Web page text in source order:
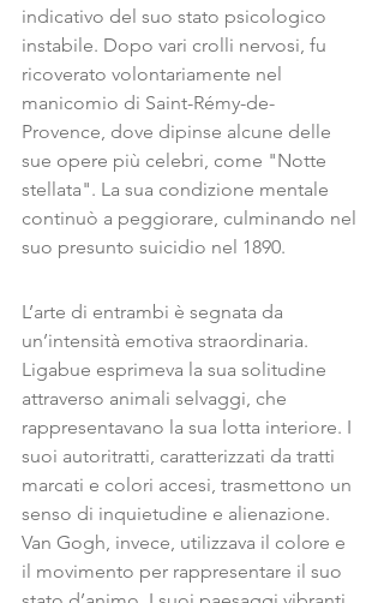
indicativo del suo stato psicologico
instabile. Dopo vari crolli nervosi, fu
ricoverato volontariamente nel
manicomio di Saint-Rémy-de-
Provence, dove dipinse alcune delle
sue opere più celebri, come "Notte
stellata". La sua condizione mentale
continuò a peggiorare, culminando nel
suo presunto suicidio nel 1890.
L’arte di entrambi è segnata da
un’intensità emotiva straordinaria.
Ligabue esprimeva la sua solitudine
attraverso animali selvaggi, che
rappresentavano la sua lotta interiore. I
suoi autoritratti, caratterizzati da tratti
marcati e colori accesi, trasmettono un
senso di inquietudine e alienazione.
Van Gogh, invece, utilizzava il colore e
il movimento per rappresentare il suo